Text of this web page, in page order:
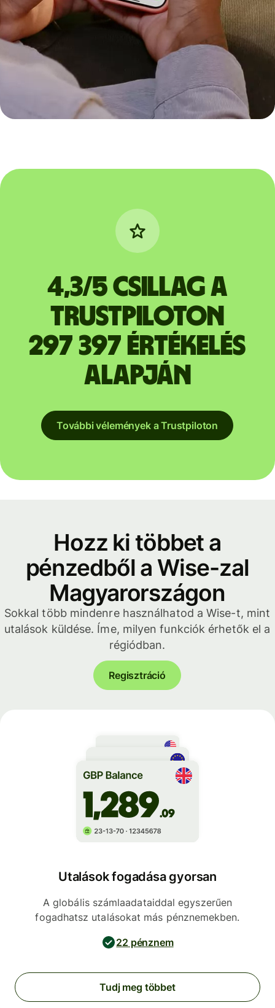
4,3/5 csillag a
Trustpiloton
297 397 értékelés
alapján
További vélemények a Trustpiloton
Hozz ki többet a
pénzedből a Wise-zal
Magyarországon
Sokkal több mindenre használhatod a Wise-t, mint
utalások küldése. Íme, milyen funkciók érhetők el a
régiódban.
Regisztráció
Utalások fogadása gyorsan
A globális számlaadataiddal egyszerűen
fogadhatsz utalásokat más pénznemekben.
22 pénznem
Tudj meg többet